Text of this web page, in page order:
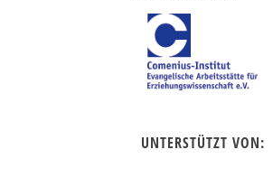
UNTERSTÜTZT VON: